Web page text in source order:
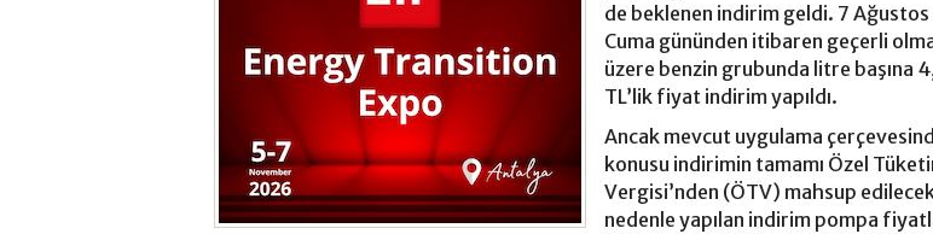
de beklenen indirim geldi. 7
Cuma gününden itibaren geçerli
üzere benzin grubunda litre başına
TL’lik fiyat indirim yapıldı.
Ancak mevcut uygulama
konusu indirimin tamamı Özel
Vergisi’nden (ÖTV) mahsup
nedenle yapılan indirim pompa